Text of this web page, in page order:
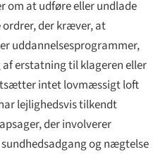
om at udføre eller undlade
der kræver, at
uddannelses­programmer,
erstatning til klageren eller
intet lovmæssigt loft
lejlighedsvis tilkendt
der involverer
og nægtelse